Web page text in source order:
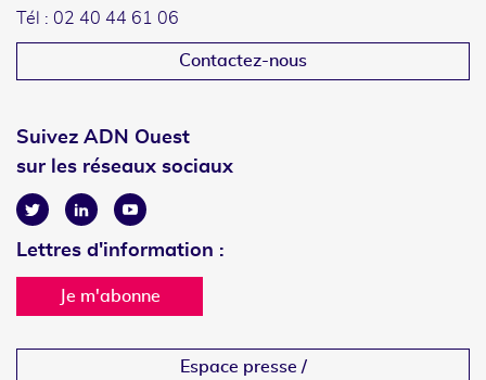
Tél : 02 40 44 61 06
Contactez-nous
Suivez ADN Ouest
sur les réseaux sociaux
TwitterLinkedinYoutube
Lettres d'information :
Je m'abonne
Espace presse /